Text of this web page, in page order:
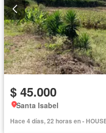
$ 45.000
Santa Isabel
Hace 4 días, 22 horas en -